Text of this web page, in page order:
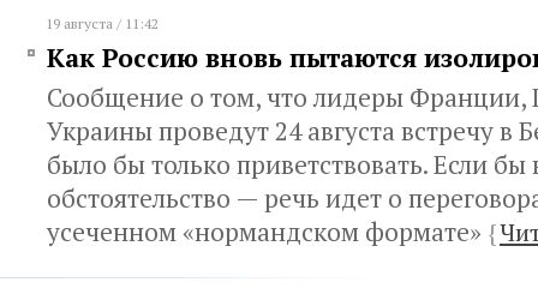
19 августа / 11:42
Как Россию вновь пытаются
Сообщение о том, что лидеры Франции,
Украины проведут 24 августа встречу в
было бы только приветствовать. Если
обстоятельство — речь идет о
усеченном «нормандском формате» {